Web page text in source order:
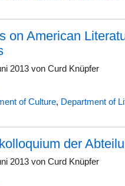
on American
2013 von Curd Knüpfer
of Culture, Department of
der
2013 von Curd Knüpfer